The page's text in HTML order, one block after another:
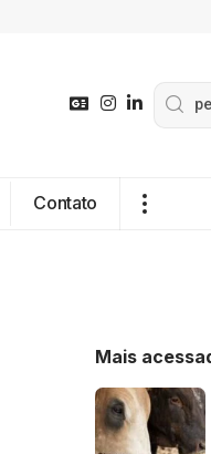
Contato
Mais